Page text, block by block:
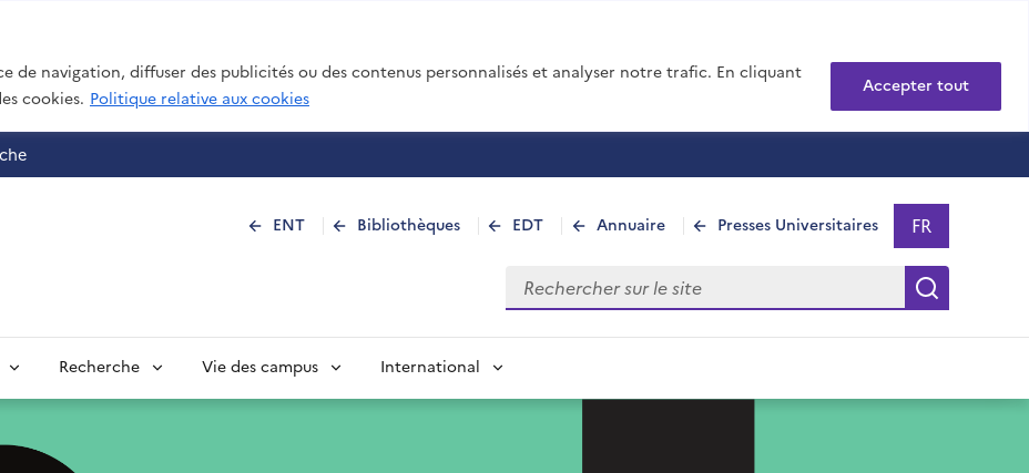
de navigation, diffuser des publicités ou des contenus personnalisés et analyser notre trafic. En cliquant
cookies. Politique relative aux cookies
Accepter tout
ENT Bibliothèques EDT Annuaire Presses Universitaires Sélectionner
FR
- Français
Rechercher sur le site
Recherche Vie des campus International